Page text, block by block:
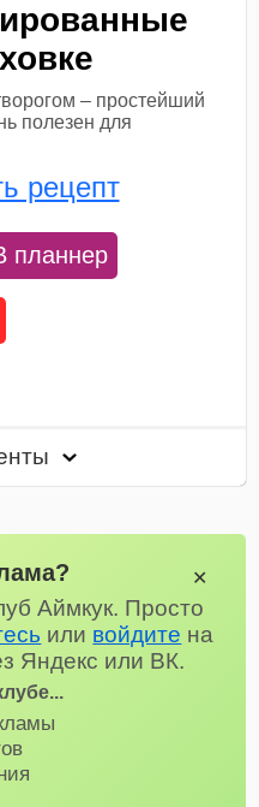
– простейший
полезен для
рецепт
планнер
Аймкук. Просто
или войдите на
Яндекс или ВК.
✕